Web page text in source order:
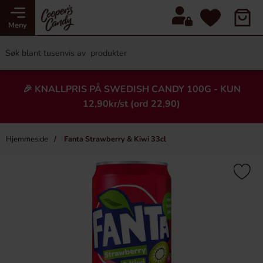
Meny
🎉 KNALLPRIS PÅ SWEDISH CANDY 100G - KUN
12,90kr/st (ord 22,90)
Hjemmeside Fanta Strawberry & Kiwi 33cl
Heading
×